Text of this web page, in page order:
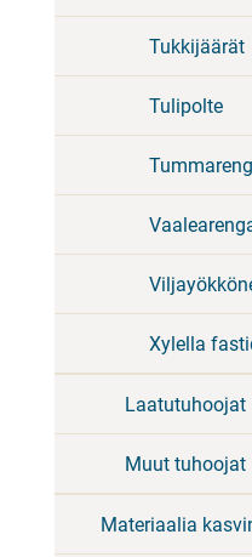
Tukkijäärät
Tulipolte
Xylella
Laatutuhoojat
Muut tuhoojat
Materiaalia